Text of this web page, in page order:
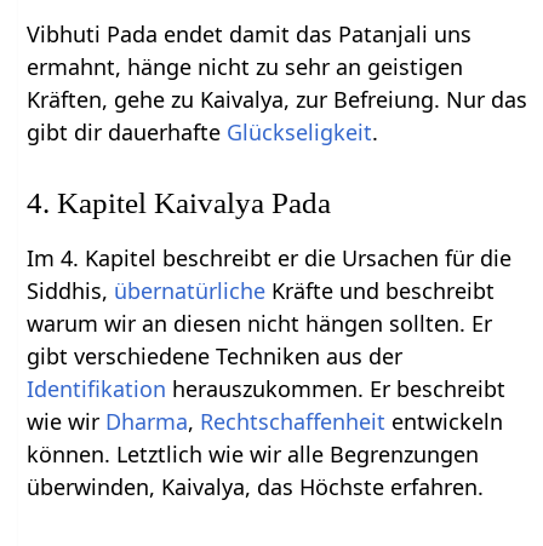
Vibhuti Pada endet damit das Patanjali uns
ermahnt, hänge nicht zu sehr an geistigen
Kräften, gehe zu Kaivalya, zur Befreiung. Nur das
gibt dir dauerhafte Glückseligkeit.
4. Kapitel Kaivalya Pada
Im 4. Kapitel beschreibt er die Ursachen für die
Siddhis, übernatürliche Kräfte und beschreibt
warum wir an diesen nicht hängen sollten. Er
gibt verschiedene Techniken aus der
Identifikation herauszukommen. Er beschreibt
wie wir Dharma, Rechtschaffenheit entwickeln
können. Letztlich wie wir alle Begrenzungen
überwinden, Kaivalya, das Höchste erfahren.